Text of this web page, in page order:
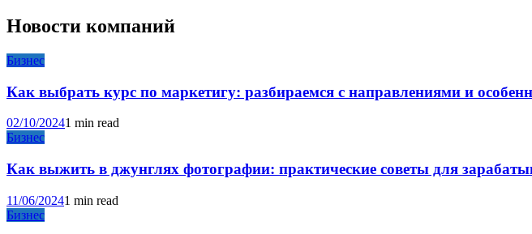
Новости компаний
Бизнес
Как выбрать курс по маркетигу: разбираемся с направлениями и
02/10/20241 min read
Бизнес
Как выжить в джунглях фотографии: практические советы для
11/06/20241 min read
Бизнес